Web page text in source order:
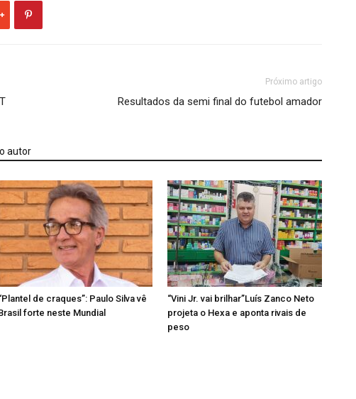
Próximo artigo
Resultados da semi final do futebol amador
autor
de craques”: Paulo Silva vê
forte neste Mundial
“Vini Jr. vai brilhar”Luís Zanco Neto
projeta o Hexa e aponta rivais de
peso